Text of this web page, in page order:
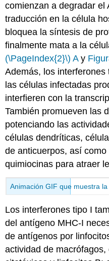
comienzan a degradar el
traducción en la célula
bloquea la síntesis de
finalmente mata a la
(\PageIndex{2}\) Ay
Además, los
las células infectadas
interfieren con la
También promueven las
potenciando las
células dendríticas,
de anticuerpos, así
quimiocinas para atraer
Animación GIF que muestra
Los interferones tipo I
del antígeno MHC-I
de antígenos por
actividad de